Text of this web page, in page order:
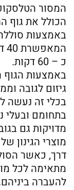
הכולל את גוף
כ – 60 דקות.
באמצעות הגוף
גיזום לגובה
בכלי זה נעשה
בתחומם ובעלי
מדויקות גם
מוצרי הגינון
דרך, כאשר
להעברה